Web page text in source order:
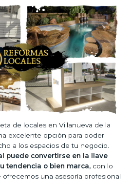
de locales en Villanueva de la
excelente opción para poder
a los espacios de tu negocio.
puede convertirse en la llave
tendencia o bien marca, con lo
una asesoría profesional